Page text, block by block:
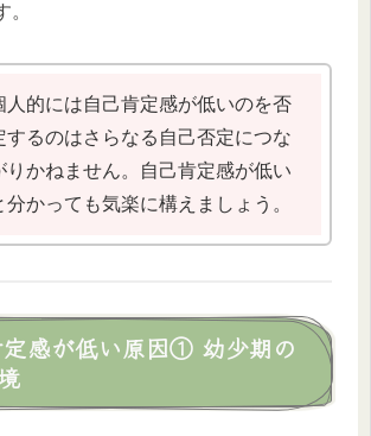
。
人的には自己肯定感が低いのを否
するのはさらなる自己否定につな
りかねません。自己肯定感が低い
分かっても気楽に構えましょう。
感が低い原因① 幼少期の